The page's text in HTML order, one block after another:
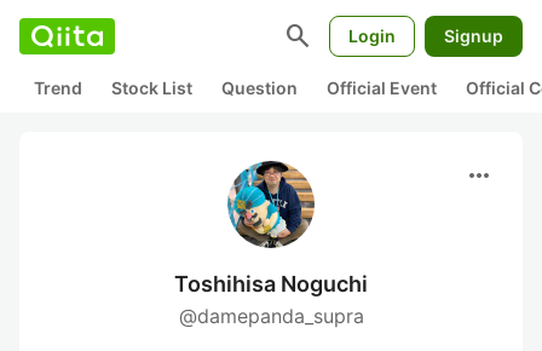
search Login Signup
Trend Stock List Question Official Event Official
more_horiz
Toshihisa Noguchi
@damepanda_supra